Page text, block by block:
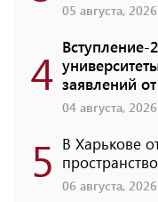
05 августа,
4 Вступление-
заявлений
04 августа,
5 В Харькове
06 августа,